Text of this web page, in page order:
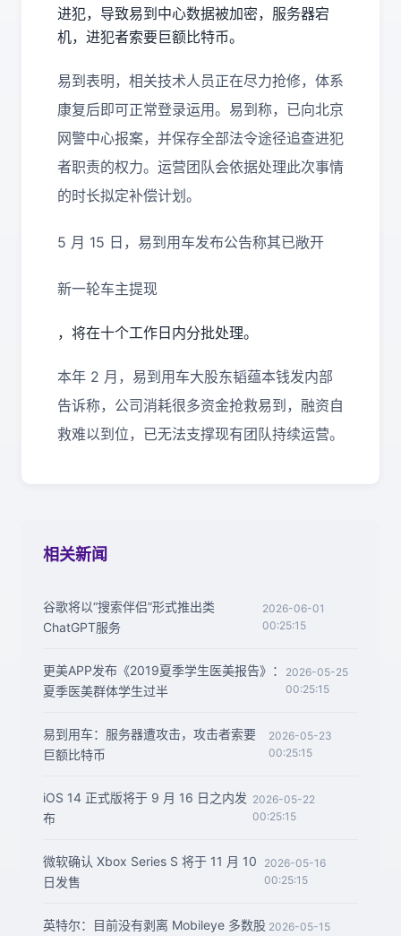
进犯，导致易到中心数据被加密，服务器宕
机，进犯者索要巨额比特币。
易到表明，相关技术人员正在尽力抢修，体系
康复后即可正常登录运用。易到称，已向北京
网警中心报案，并保存全部法令途径追查进犯
者职责的权力。运营团队会依据处理此次事情
的时长拟定补偿计划。
5 月 15 日，易到用车发布公告称其已敞开
新一轮车主提现
，将在十个工作日内分批处理。
本年 2 月，易到用车大股东韬蕴本钱发内部
告诉称，公司消耗很多资金抢救易到，融资自
救难以到位，已无法支撑现有团队持续运营。
相关新闻
谷歌将以“搜索伴侣”形式推出类
ChatGPT服务
2026-06-01
00:25:15
更美APP发布《2019夏季学生医美报告》：
夏季医美群体学生过半
2026-05-25
00:25:15
易到用车：服务器遭攻击，攻击者索要
巨额比特币
2026-05-23
00:25:15
iOS 14 正式版将于 9 月 16 日之内发
布
2026-05-22
00:25:15
微软确认 Xbox Series S 将于 11 月 10
日发售
2026-05-16
00:25:15
英特尔：目前没有剥离 Mobileye 多数股 2026-05-15